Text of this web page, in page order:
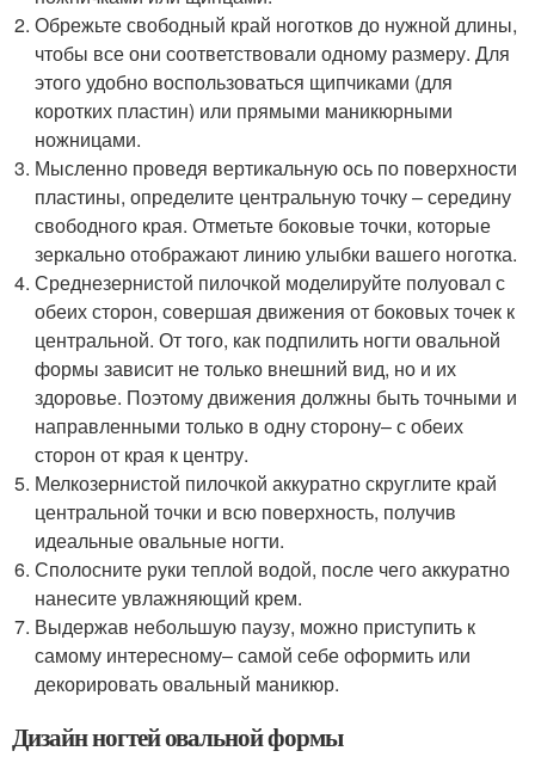
Обрежьте свободный край ноготков до нужной длины,
чтобы все они соответствовали одному размеру. Для
этого удобно воспользоваться щипчиками (для
коротких пластин) или прямыми маникюрными
ножницами.
Мысленно проведя вертикальную ось по поверхности
пластины, определите центральную точку – середину
свободного края. Отметьте боковые точки, которые
зеркально отображают линию улыбки вашего ноготка.
Среднезернистой пилочкой моделируйте полуовал с
обеих сторон, совершая движения от боковых точек к
центральной. От того, как подпилить ногти овальной
формы зависит не только внешний вид, но и их
здоровье. Поэтому движения должны быть точными и
направленными только в одну сторону– с обеих
сторон от края к центру.
Мелкозернистой пилочкой аккуратно скруглите край
центральной точки и всю поверхность, получив
идеальные овальные ногти.
Сполосните руки теплой водой, после чего аккуратно
нанесите увлажняющий крем.
Выдержав небольшую паузу, можно приступить к
самому интересному– самой себе оформить или
декорировать овальный маникюр.
Дизайн ногтей овальной формы